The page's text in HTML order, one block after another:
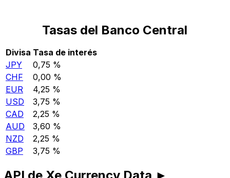
Tasas del Banco Central
Divisa Tasa de interés
JPY
0,75 %
CHF
0,00 %
EUR
4,25 %
USD
3,75 %
CAD
2,25 %
AUD
3,60 %
NZD
2,25 %
GBP
3,75 %